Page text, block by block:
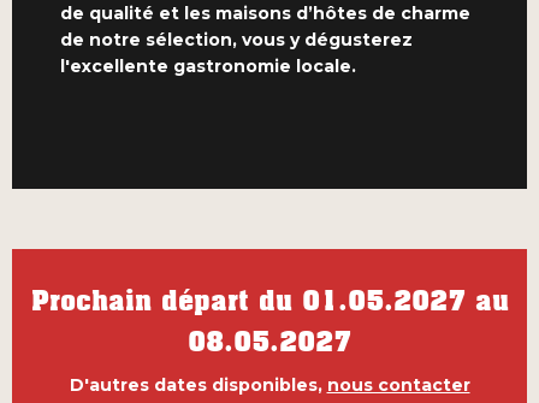
de qualité et les maisons d’hôtes de charme
de notre sélection, vous y dégusterez
l'excellente gastronomie locale.
Prochain départ du 01.05.2027 au
08.05.2027
D'autres dates disponibles, nous contacter